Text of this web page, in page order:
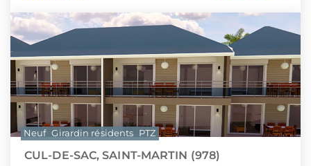
CUL-DE-SAC, SAINT-MARTIN (978)
Neuf Girardin résidents PTZ